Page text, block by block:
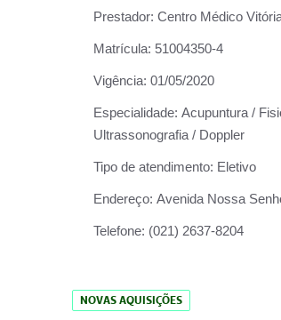
Prestador: Centro Médico
Matrícula: 51004350-4
Vigência: 01/05/2020
Especialidade: Acupuntura /
Ultrassonografia / Doppler
Tipo de atendimento: Eletivo
Endereço: Avenida Nossa
Telefone: (021) 2637-8204
NOVAS AQUISIÇÕES